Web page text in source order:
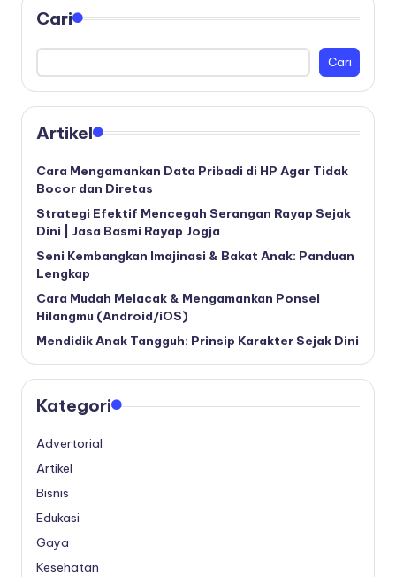
Cari
Cari
Artikel
Cara Mengamankan Data Pribadi di HP Agar Tidak
Bocor dan Diretas
Strategi Efektif Mencegah Serangan Rayap Sejak
Dini | Jasa Basmi Rayap Jogja
Seni Kembangkan Imajinasi & Bakat Anak: Panduan
Lengkap
Cara Mudah Melacak & Mengamankan Ponsel
Hilangmu (Android/iOS)
Mendidik Anak Tangguh: Prinsip Karakter Sejak Dini
Kategori
Advertorial
Artikel
Bisnis
Edukasi
Gaya
Kesehatan